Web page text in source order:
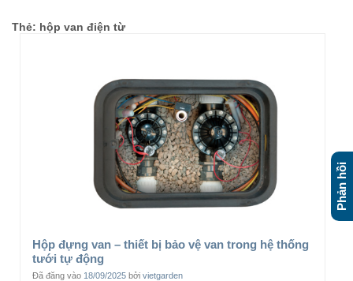
Thẻ: hộp van điện từ
Hộp đựng van – thiết bị bảo vệ van trong hệ thống
tưới tự động
Đã đăng vào 18/09/2025 bởi vietgarden
Phản hồi